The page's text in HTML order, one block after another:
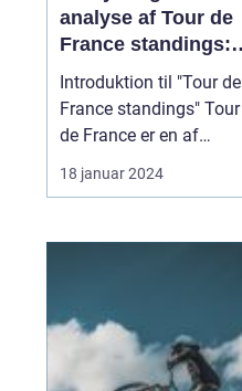
analyse af Tour de
France standings:
Historisk udvikling
og vigtige
informationer
Introduktion til "Tour de
France standings" Tour
de France er en af
verdens mest
prestigefyldte cykelløb,
tusindvis af sports- og
kendskab til "Tour de
France standings"
afgørend...
18 januar 2024